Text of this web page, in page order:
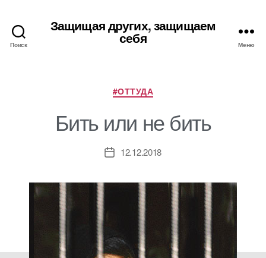
Поиск
Защищая других, защищаем
себя Меню
Рубрики
#ОТТУДА
Бить или не бить
Дата12.12.2018